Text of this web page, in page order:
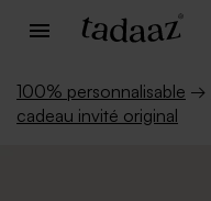
100% personnalisable →
cadeau invité original